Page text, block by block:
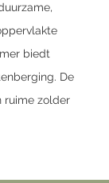
biedt
De
ruime zolder